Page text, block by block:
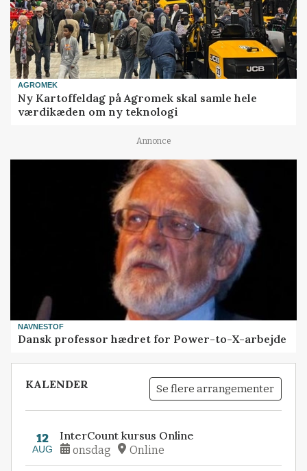
AGROMEK
Ny Kartoffeldag på Agromek skal samle hele
værdikæden om ny teknologi
Annonce
NAVNESTOF
Dansk professor hædret for Power-to-X-arbejde
KALENDER Se flere arrangementer
12
AUG
InterCount kursus Online
onsdag Online